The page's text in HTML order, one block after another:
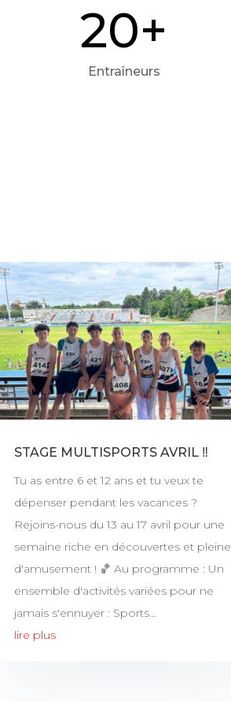
20+
Entraîneurs
STAGE MULTISPORTS AVRIL ‼️
Tu as entre 6 et 12 ans et tu veux te
dépenser pendant les vacances ?
Rejoins-nous du 13 au 17 avril pour une
semaine riche en découvertes et pleine
d'amusement ! 🏀 Au programme : Un
ensemble d'activités variées pour ne
jamais s'ennuyer : Sports...
lire plus